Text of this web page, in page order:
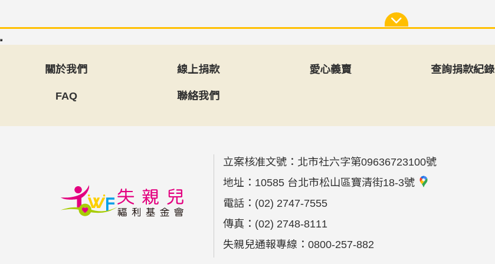
關於我們 線上捐款 愛心義賣 查詢捐款紀錄
FAQ 聯絡我們
立案核准文號：北市社六字第09636723100號
地址： 10585 台北市松山區寶清街18-3號
電話： (02) 2747-7555
傳真： (02) 2748-8111
失親兒通報專線：0800-257-882